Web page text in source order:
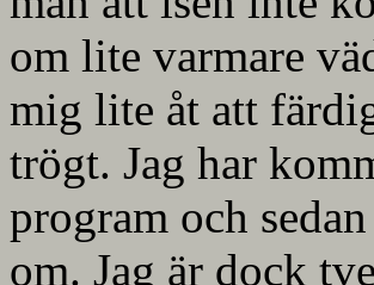
om lite varmare
mig lite åt att
trögt. Jag har
program och
om. Jag är dock